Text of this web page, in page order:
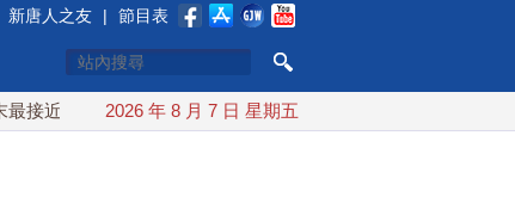
新唐人之友 | 節目表
最快9日可能登陸中國 台灣漢光首結合城鎮演習 AIT連
2026 年 8 月 7 日 星期五